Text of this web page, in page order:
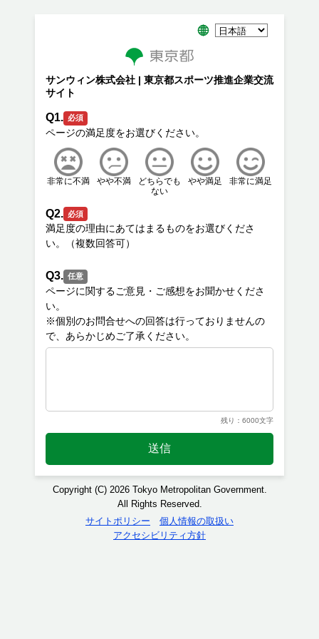
サンウィン株式会社 | 東京都スポーツ推進企業交流
サイト
Q1. 必須
非常に不満 やや不満
どちらでも
ない
やや満足 非常に満足
Q2. 必須
満足度の理由にあてはまるものをお選びくださ
Q3. 任意
ページに関するご意見・ご感想をお聞かせくださ
い。
※個別のお問合せへの回答は行っておりませんの
残り：6000文字
送信
Copyright (C) 2026 Tokyo Metropolitan Government.
All Rights Reserved.
サイトポリシー
個人情報の取扱い
アクセシビリティ方針